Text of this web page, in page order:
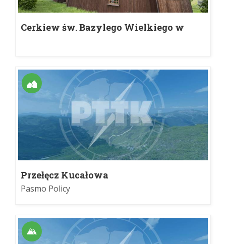
Cerkiew św. Bazylego Wielkiego w
Przełęcz Kucałowa
Pasmo Policy